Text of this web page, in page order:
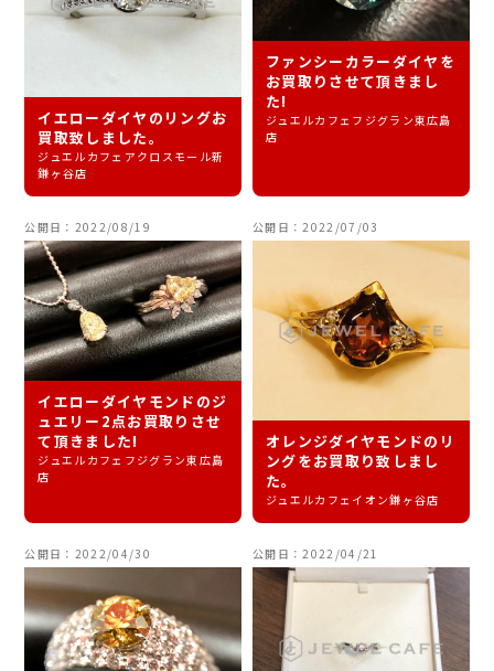
イエローダイヤのリングお
買取致しました。
ジュエルカフェアクロスモール新
鎌ヶ谷店
ファンシーカラーダイヤを
お買取りさせて頂きまし
た!
ジュエルカフェフジグラン東広島
店
公開日：2022/08/19
イエローダイヤモンドのジ
ュエリー2点お買取りさせ
て頂きました!
ジュエルカフェフジグラン東広島
店
公開日：2022/07/03
オレンジダイヤモンドのリ
ングをお買取り致しまし
た。
ジュエルカフェイオン鎌ヶ谷店
公開日：2022/04/30 公開日：2022/04/21